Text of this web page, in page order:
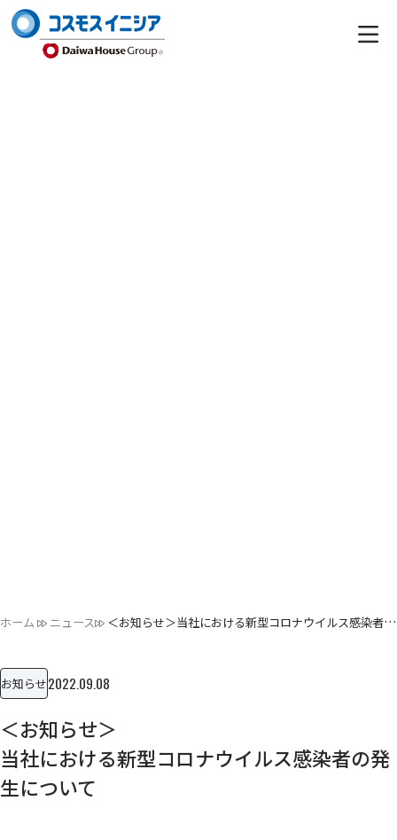
ホーム ニュース ＜お知らせ＞当社における新型コロナウイルス感染者の発生につ…
お知らせ2022.09.08
＜お知らせ＞
当社における新型コロナウイルス感染者の発
生について